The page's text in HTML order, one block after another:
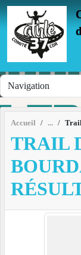
Accueil
TRAIL
Panneau de gestion